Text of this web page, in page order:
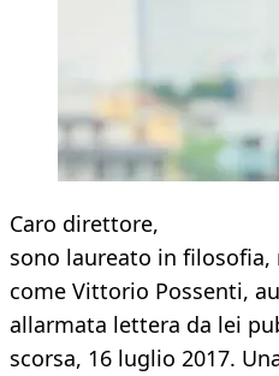
Caro direttore,
sono laureato in
come Vittorio Possenti,
allarmata lettera da lei
scorsa, 16 luglio 2017.